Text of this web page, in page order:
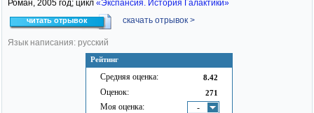
Рейтинг
Средняя оценка: 8.42
Оценок: 271
Моя оценка: -
Роман, 2005 год; цикл «Экспансия. История Галактики»
читать отрывок скачать отрывок >
Язык написания: русский